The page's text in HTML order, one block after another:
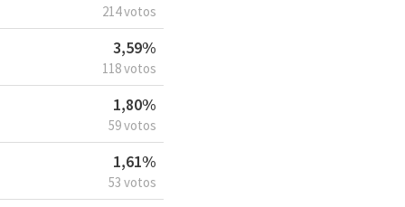
214 votos
3,59%
118 votos
1,80%
59 votos
1,61%
53 votos